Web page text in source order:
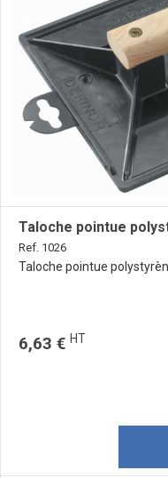
Taloche pointue
Ref. 1026
Taloche pointue
6,63 € HT